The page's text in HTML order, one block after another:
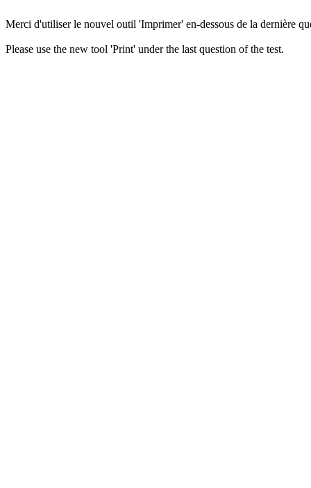
Merci d'utiliser le nouvel outil 'Imprimer' en-dessous de la dernière
Please use the new tool 'Print' under the last question of the test.